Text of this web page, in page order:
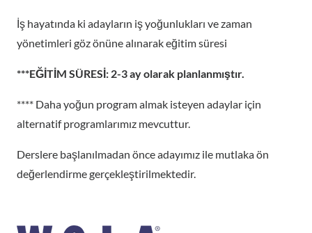
İş hayatında ki adayların iş yoğunlukları ve zaman
yönetimleri göz önüne alınarak eğitim süresi
***EĞİTİM SÜRESİ: 2-3 ay olarak planlanmıştır.
**** Daha yoğun program almak isteyen adaylar için
alternatif programlarımız mevcuttur.
Derslere başlanılmadan önce adayımız ile mutlaka ön
değerlendirme gerçekleştirilmektedir.